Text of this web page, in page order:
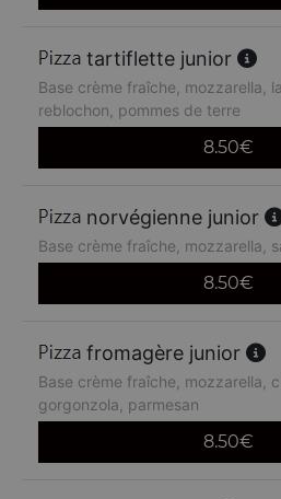
tartiflette junior
Base crème fraîche, mozzarella,
reblochon, pommes de terre
8.50€
norvégienne junior
Base crème fraîche, mozzarella,
8.50€
fromagère junior
Base crème fraîche, mozzarella,
gorgonzola, parmesan
8.50€